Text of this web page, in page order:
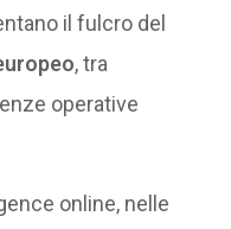
il fulcro del
, tra
operative
online, nelle